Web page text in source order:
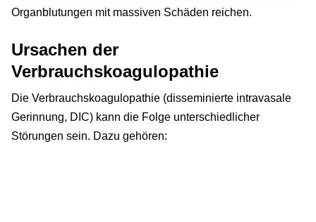
Organblutungen mit massiven Schäden reichen.
Ursachen der
Verbrauchskoagulopathie
Die Verbrauchskoagulopathie (disseminierte intravasale
Gerinnung, DIC) kann die Folge unterschiedlicher
Störungen sein. Dazu gehören: